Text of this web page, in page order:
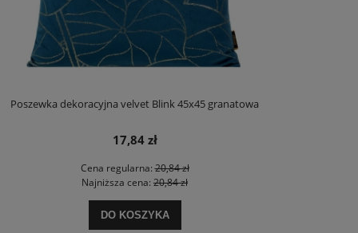
Poszewka dekoracyjna velvet Blink 45x45 granatowa
17,84 zł
Cena regularna:20,84 zł
Najniższa cena: 20,84 zł
DO KOSZYKA